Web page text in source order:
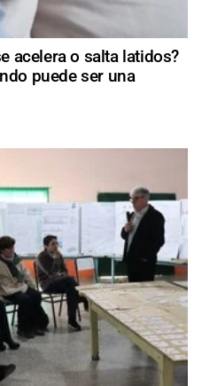
acelera o salta latidos?
puede ser una